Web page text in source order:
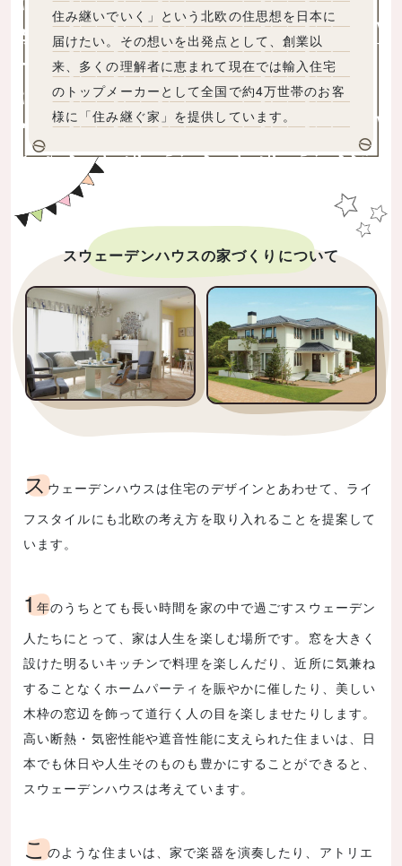
住み継いでいく」という北欧の住思想を日本に
届けたい。その想いを出発点として、創業以
来、多くの理解者に恵まれて現在では輸入住宅
のトップメーカーとして全国で約4万世帯のお客
様に「住み継ぐ家」を提供しています。
スウェーデンハウスの家づくりについて
スウェーデンハウスは住宅のデザインとあわせて、ライ
フスタイルにも北欧の考え方を取り入れることを提案して
います。
1年のうちとても長い時間を家の中で過ごすスウェーデン
人たちにとって、家は人生を楽しむ場所です。窓を大きく
設けた明るいキッチンで料理を楽しんだり、近所に気兼ね
することなくホームパーティを賑やかに催したり、美しい
木枠の窓辺を飾って道行く人の目を楽しませたりします。
高い断熱・気密性能や遮音性能に支えられた住まいは、日
本でも休日や人生そのものも豊かにすることができると、
スウェーデンハウスは考えています。
このような住まいは、家で楽器を演奏したり、アトリエ